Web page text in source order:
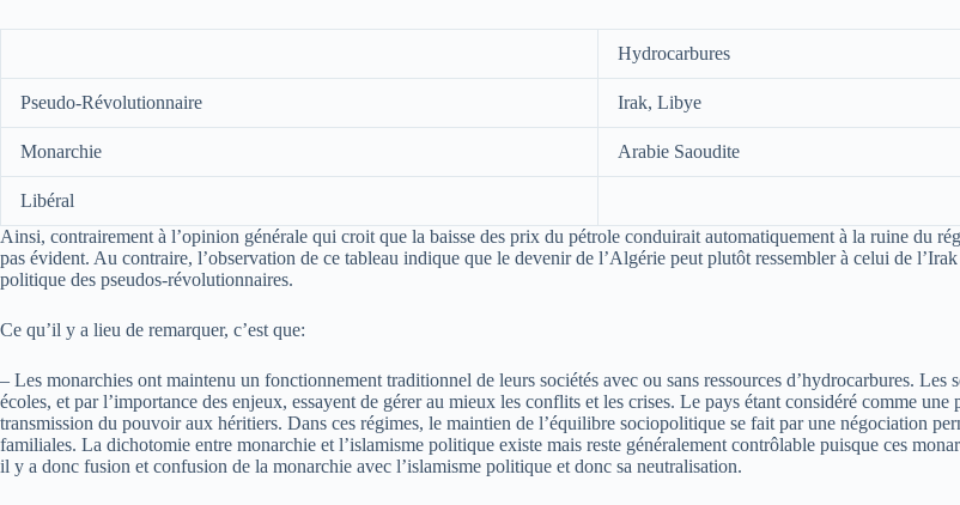
Hydrocarbures
Pseudo-Révolutionnaire Irak, Libye
Monarchie Arabie Saoudite
Libéral
Ainsi, contrairement à l’opinion générale qui croit que la baisse des prix du pétrole conduirait automatiquement à la ruine du
pas évident. Au contraire, l’observation de ce tableau indique que le devenir de l’Algérie peut plutôt ressembler à celui de
politique des pseudos-révolutionnaires.
Ce qu’il y a lieu de remarquer, c’est que:
– Les monarchies ont maintenu un fonctionnement traditionnel de leurs sociétés avec ou sans ressources d’hydrocarbures.
écoles, et par l’importance des enjeux, essayent de gérer au mieux les conflits et les crises. Le pays étant considéré comme
transmission du pouvoir aux héritiers. Dans ces régimes, le maintien de l’équilibre sociopolitique se fait par une négociation
familiales. La dichotomie entre monarchie et l’islamisme politique existe mais reste généralement contrôlable puisque ces
il y a donc fusion et confusion de la monarchie avec l’islamisme politique et donc sa neutralisation.